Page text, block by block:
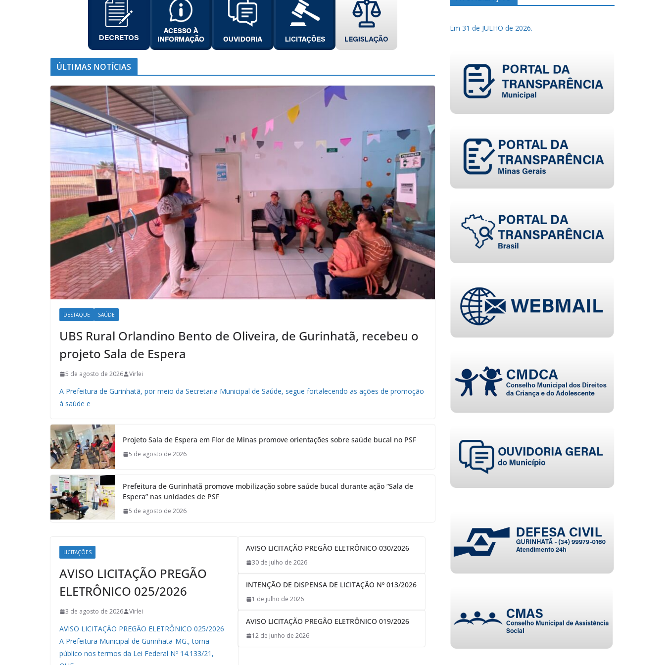
ÚLTIMAS NOTÍCIAS
DESTAQUE SAÚDE
UBS Rural Orlandino Bento de Oliveira, de Gurinhatã, recebeu o
projeto Sala de Espera
5 de agosto de 2026 Virlei
A Prefeitura de Gurinhatã, por meio da Secretaria Municipal de Saúde, segue fortalecendo as ações de promoção
à saúde e
Projeto Sala de Espera em Flor de Minas promove orientações sobre saúde bucal no PSF
5 de agosto de 2026
Prefeitura de Gurinhatã promove mobilização sobre saúde bucal durante ação “Sala de
Espera” nas unidades de PSF
5 de agosto de 2026
LICITAÇÕES
AVISO LICITAÇÃO PREGÃO
ELETRÔNICO 025/2026
3 de agosto de 2026 Virlei
AVISO LICITAÇÃO PREGÃO ELETRÔNICO 025/2026
A Prefeitura Municipal de Gurinhatã-MG., torna
público nos termos da Lei Federal Nº 14.133/21,
AVISO LICITAÇÃO PREGÃO ELETRÔNICO 030/2026
30 de julho de 2026
INTENÇÃO DE DISPENSA DE LICITAÇÃO Nº 013/2026
1 de julho de 2026
AVISO LICITAÇÃO PREGÃO ELETRÔNICO 019/2026
12 de junho de 2026
Em 31 de JULHO de 2026.